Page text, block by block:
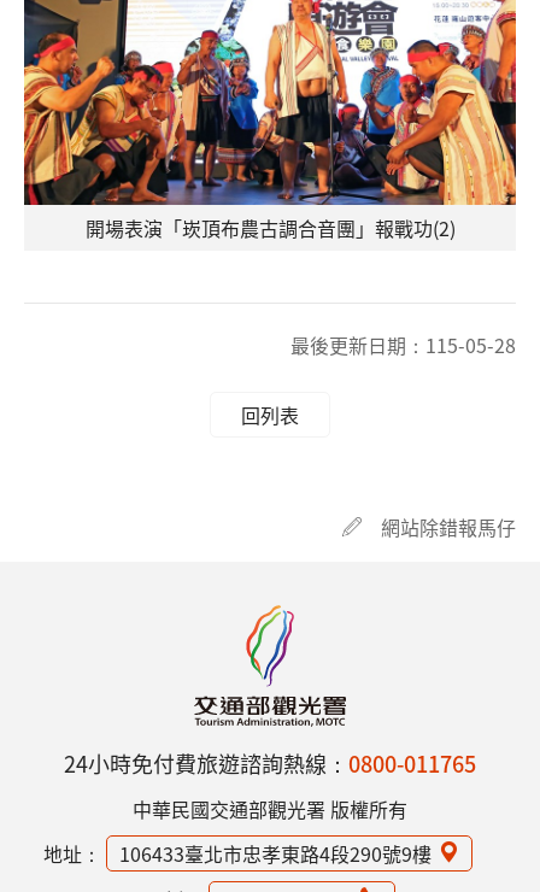
開場表演「崁頂布農古調合音團」報戰功(2)
最後更新日期： 115-05-28
回列表
網站除錯報馬仔
24小時免付費旅遊諮詢熱線： 0800-011765
中華民國交通部觀光署 版權所有
地址：
106433臺北市忠孝東路4段290號9樓